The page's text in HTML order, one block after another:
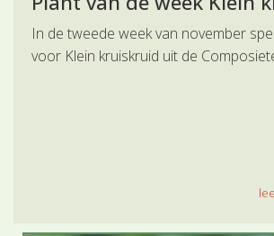
In de tweede week van november
voor Klein kruiskruid uit de